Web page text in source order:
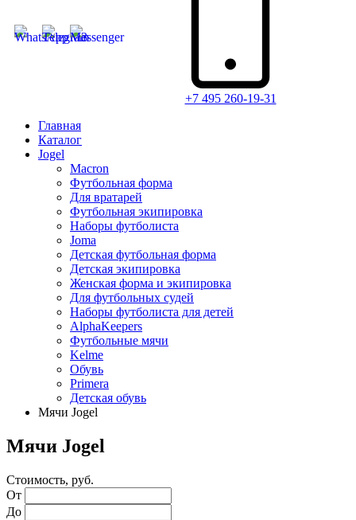
+7 495 260-19-31
Главная
Каталог
Jogel
Macron
Футбольная форма
Для вратарей
Футбольная экипировка
Наборы футболиста
Joma
Детская футбольная форма
Детская экипировка
Женская форма и экипировка
Для футбольных судей
Наборы футболиста для детей
AlphaKeepers
Футбольные мячи
Kelme
Обувь
Primera
Детская обувь
Мячи Jogel
Мячи Jogel
Стоимость, руб.
От
До